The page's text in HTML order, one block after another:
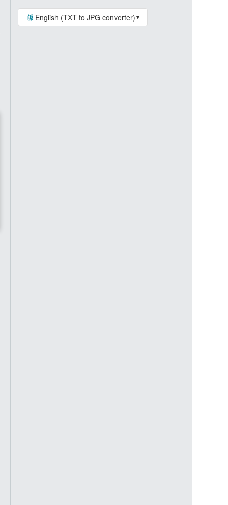
English (TXT to JPG converter) ▼